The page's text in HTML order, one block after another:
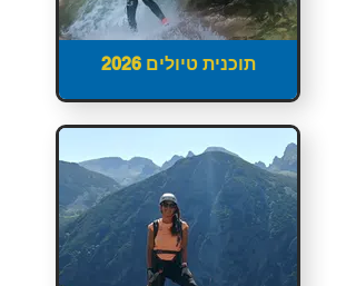
תוכנית טיולים 2026